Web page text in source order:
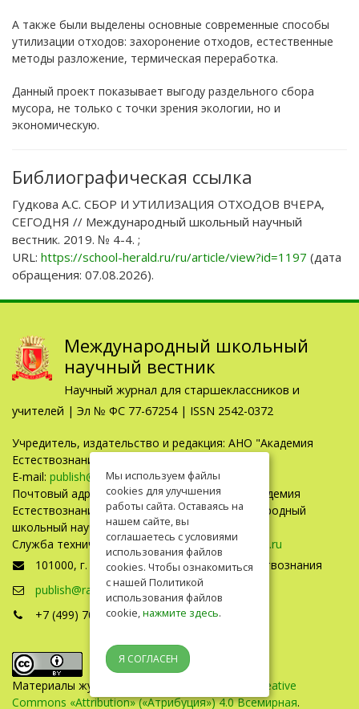
А также были выделены основные современные способы
утилизации отходов: захоронение отходов, естественные
методы разложение, термическая переработка.
Данный проект показывает выгоду раздельного сбора
мусора, не только с точки зрения экологии, но и
экономическую.
Библиографическая ссылка
Гудкова А.С. СБОР И УТИЛИЗАЦИЯ ОТХОДОВ ВЧЕРА,
СЕГОДНЯ // Международный школьный научный
вестник. 2019. № 4-4. ;
URL: https://school-herald.ru/ru/article/view?id=1197 (дата
обращения: 07.08.2026).
Международный школьный
научный вестник
Научный журнал для старшеклассников и
учителей | Эл № ФС 77-67254 | ISSN 2542-0372
Учредитель, издательство и редакция: АНО "Академия
Естествознания"
E-mail: publish@rae.ru
Почтовый адрес: г.Москва, 101000, а/я 47, Академия
Естествознания, редакция журнала "Международный
школьный научный вестник"
Служба технической поддержки –support@rae.ru
101000, г. Москва, а/я 47, Академия Естествознания
publish@rae.ru
+7 (499) 705-72-30
Материалы журнала доступны по
лицензии Creative
Commons «Attribution» («Атрибуция») 4.0 Всемирная.
Мы используем файлы
cookies для улучшения
работы сайта. Оставаясь на
нашем сайте, вы
соглашаетесь с условиями
использования файлов
cookies. Чтобы ознакомиться
с нашей Политикой
использования файлов
cookie,нажмите здесь.
Я СОГЛАСЕН